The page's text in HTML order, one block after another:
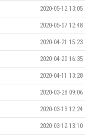
2020-05-12 13:05
2020-05-07 12:48
2020-04-21 15:23
2020-04-20 16:35
2020-04-11 13:28
2020-03-28 09:06
2020-03-13 12:24
2020-03-12 13:10